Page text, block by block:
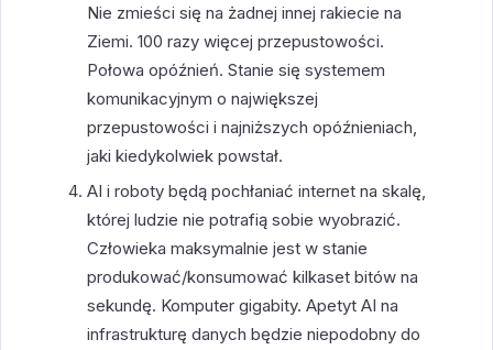
Nie zmieści się na żadnej innej rakiecie na
Ziemi. 100 razy więcej przepustowości.
Połowa opóźnień. Stanie się systemem
komunikacyjnym o największej
przepustowości i najniższych opóźnieniach,
jaki kiedykolwiek powstał.
AI i roboty będą pochłaniać internet na skalę,
której ludzie nie potrafią sobie wyobrazić.
Człowieka maksymalnie jest w stanie
produkować/konsumować kilkaset bitów na
sekundę. Komputer gigabity. Apetyt AI na
infrastrukturę danych będzie niepodobny do